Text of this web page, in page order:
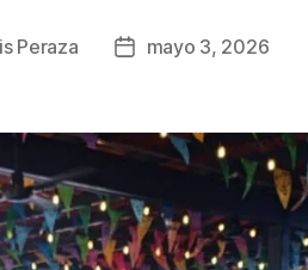
Peraza mayo 3, 2026